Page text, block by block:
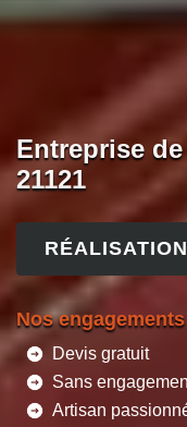
Entreprise
21121
Nos engagements
Devis gratuit
Sans
Artisan